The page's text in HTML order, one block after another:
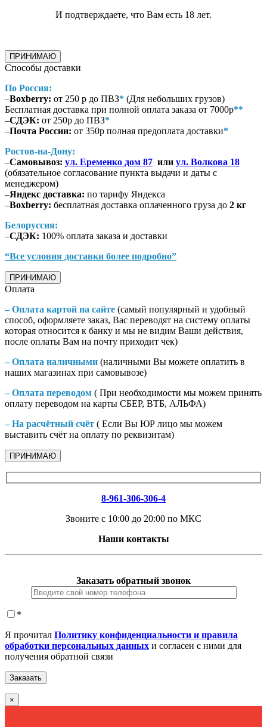
И подтверждаете, что Вам есть 18 лет.
ПРИНИМАЮ
Способы доставки
По Россия:
–Boxberry: от 250 р до ПВЗ* (Для небольших грузов)
Бесплатная доставка при полной оплата заказа от 7000р**
–СДЭК: от 250р до ПВЗ*
–Почта России: от 350р полная предоплата доставки*
Ростов-на-Дону:
–Самовывоз: ул. Еременко дом 87 или ул. Волкова 18
(обязательное согласование пункта выдачи и даты с
менеджером)
–Яндекс доставка: по тарифу Яндекса
–Boxberry: бесплатная доставка оплаченного груза до 2 кг
Белоруссия:
–СДЭК: 100% оплата заказа и доставки
“Все условия доставки более подробно”
ПРИНИМАЮ
Оплата
– Оплата картой на сайте (самый популярный и удобный
способ, оформляете заказ, Вас переводят на систему оплаты
которая относится к банку и мы не видим Ваши действия,
после оплаты Вам на почту приходит чек)
– Оплата наличными (наличными Вы можете оплатить в
наших магазинах при самовывозе)
– Оплата переводом ( При необходимости мы можем принять
оплату переводом на карты СБЕР, ВТБ, АЛЬФА)
– На расчётный счёт ( Если Вы ЮР лицо мы можем
выставить счёт на оплату по реквизитам)
ПРИНИМАЮ
8-961-306-306-4
Звоните с 10:00 до 20:00 по МКС
Наши контакты
Заказать обратный звонок
*
Я прочитал Политику конфиденциальности и правила
обработки персональных данных и согласен с ними для
получения обратной связи
×